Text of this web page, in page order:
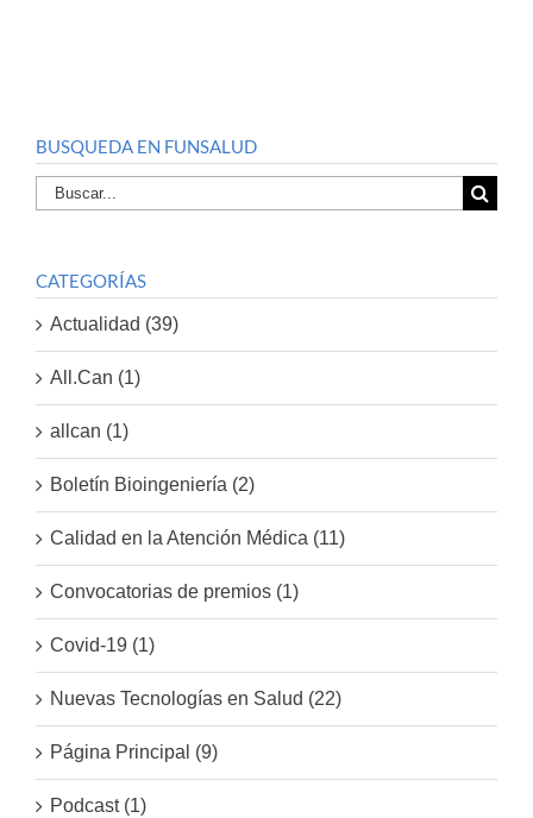
BUSQUEDA EN FUNSALUD
Buscar
por:
CATEGORÍAS
Actualidad (39)
All.Can (1)
allcan (1)
Boletín Bioingeniería (2)
Calidad en la Atención Médica (11)
Convocatorias de premios (1)
Covid-19 (1)
Nuevas Tecnologías en Salud (22)
Página Principal (9)
Podcast (1)